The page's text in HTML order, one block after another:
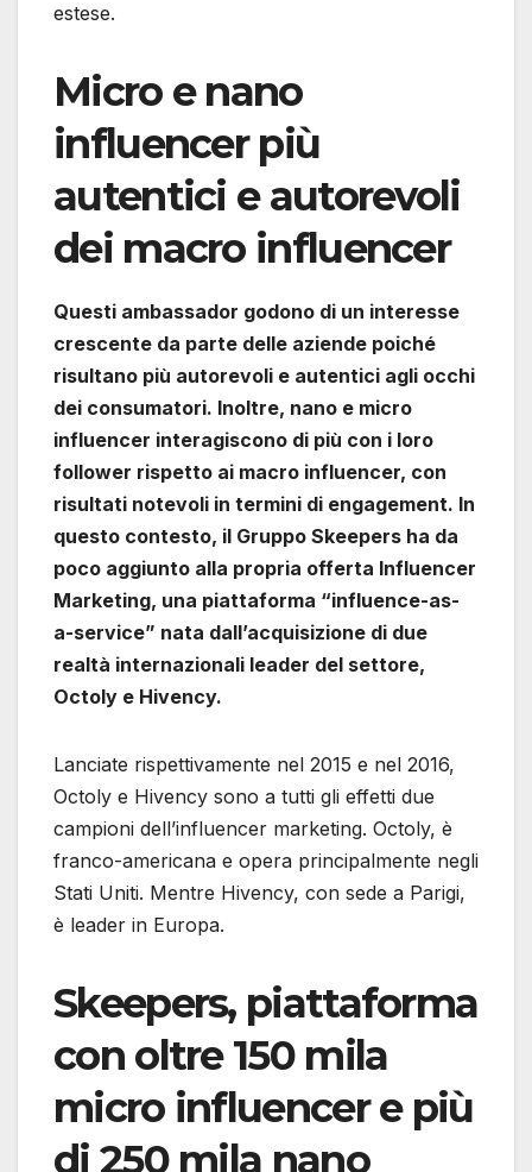
estese.
Micro e nano
influencer più
autentici e autorevoli
dei macro influencer
Questi ambassador godono di un interesse
crescente da parte delle aziende poiché
risultano più autorevoli e autentici agli occhi
dei consumatori. Inoltre, nano e micro
influencer interagiscono di più con i loro
follower rispetto ai macro influencer, con
risultati notevoli in termini di engagement. In
questo contesto, il Gruppo Skeepers ha da
poco aggiunto alla propria offerta Influencer
Marketing, una piattaforma “influence-as-
a-service” nata dall’acquisizione di due
realtà internazionali leader del settore,
Octoly e Hivency.
Lanciate rispettivamente nel 2015 e nel 2016,
Octoly e Hivency sono a tutti gli effetti due
campioni dell’influencer marketing. Octoly, è
franco-americana e opera principalmente negli
Stati Uniti. Mentre Hivency, con sede a Parigi,
è leader in Europa.
Skeepers, piattaforma
con oltre 150 mila
micro influencer e più
di 250 mila nano